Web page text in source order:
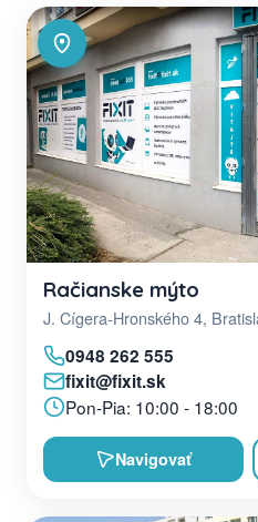
Račianske mýto
J. Cígera-Hronského 4,
0948 262 555
fixit@fixit.sk
Pon-Pia: 10:00 - 18:00
Navigovať